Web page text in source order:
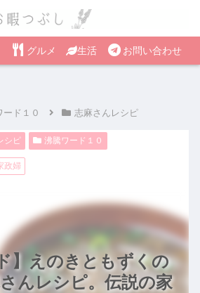
グルメ 生活 お問い合わせ
ード１０ 志麻さんレシピ
シピ 沸騰ワード１０
政婦
】えのきともずくの
んレシピ。伝説の家